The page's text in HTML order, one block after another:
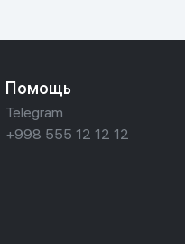
Помощь
Telegram
+998 555 12 12 12